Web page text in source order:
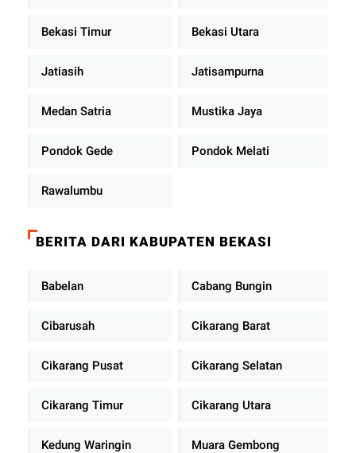
Bekasi Timur Bekasi Utara
Jatiasih Jatisampurna
Medan Satria Mustika Jaya
Pondok Gede Pondok Melati
Rawalumbu
BERITA DARI KABUPATEN BEKASI
Babelan Cabang Bungin
Cibarusah Cikarang Barat
Cikarang Pusat Cikarang Selatan
Cikarang Timur Cikarang Utara
Kedung Waringin Muara Gembong